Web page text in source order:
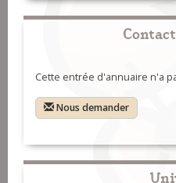
Cette entrée d'annuaire n'a
Nous demander